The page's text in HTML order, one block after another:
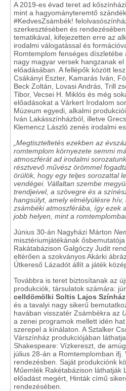
A 2019-es évad teret ad
mint a hagyományteremtő
#KedvesZsámbék!
szerkesztésében és
tematikával, kifejezetten erre az
irodalmi válogatással és
Romtemplom fenséges díszletébe
nagy magyar versek hangzanak
előadásában. A fellépők között
Csákányi Eszter, Kamarás Iván,
Beck Zoltán, Lovasi András, Trill
Tibor, Vecsei H. Miklós és még
előadásokat a Várkert Irodalom
Múzeum egyedi, alkalmi
Iván Lakásszínházból, illetve
Klemencz László zenés irodalmi
„Megtiszteltetés ezekben az
romtemplom környezete semmi
atmoszférát ad irodalmi
résztvevő művész örömmel
örülök, hogy egy teljes sorozattal
vendégei. Vállaltan szembe
trendjeivel, a szövegre és a
hangsúlyt, amely elmélyülésre hív,
zsámbéki atmoszférába, így ezek
jobb helyen, mint a
Június 30-án Nagyházi Márton
misztériumjátékának
Rakátabázison Galgóczy Judit
eltérően a szokványos Akárki
Útkereső Lázadót állít a játék
Továbbra is teret biztosítanak az
produkciók, társulatok számára:
celldömölki Soltis Lajos Színház
és a tavalyi nagy sikerű
havában visszatér Zsámbékra az
a zenei programok mellett idén
szerepel a kínálaton. A Sztalker
Várszínház produkciójában
Shakespeare: Vízkereszt, de
július 28-án a Romtemplomban ifj.
rendezésben. Saját produkciónk
Műemlék Rakétabázison láthatják
előadást megért, Hinták című
rendezésében.